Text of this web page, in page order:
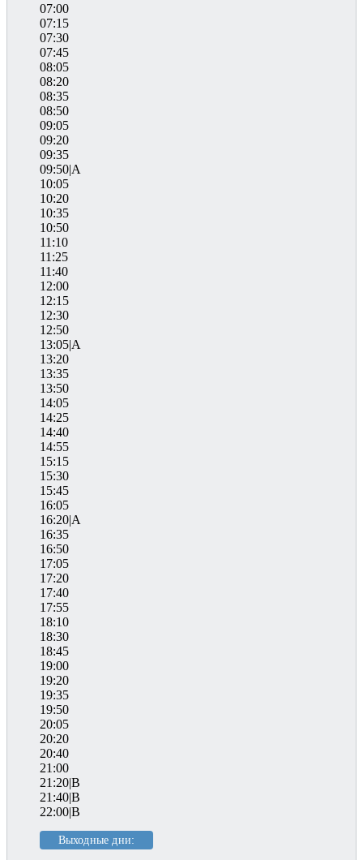
07:00
07:15
07:30
07:45
08:05
08:20
08:35
08:50
09:05
09:20
09:35
09:50|A
10:05
10:20
10:35
10:50
11:10
11:25
11:40
12:00
12:15
12:30
12:50
13:05|A
13:20
13:35
13:50
14:05
14:25
14:40
14:55
15:15
15:30
15:45
16:05
16:20|A
16:35
16:50
17:05
17:20
17:40
17:55
18:10
18:30
18:45
19:00
19:20
19:35
19:50
20:05
20:20
20:40
21:00
21:20|B
21:40|B
22:00|B
Выходные дни: